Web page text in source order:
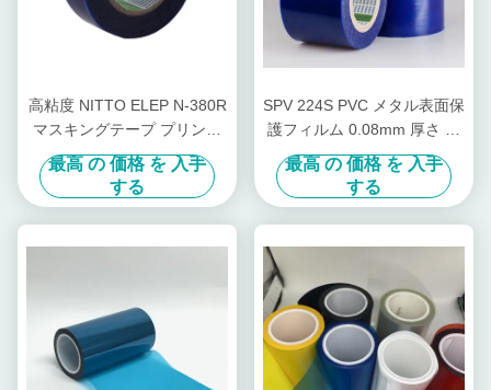
高粘度 NITTO ELEP N-380R
マスキングテープ プリント
基板用 1250mm * 100m カス
タマイズ可能
最高 の 価格 を 入手
する
SPV 224S PVC メタル表面保
護フィルム 0.08mm 厚さ 調
整可能
最高 の 価格 を 入手
する